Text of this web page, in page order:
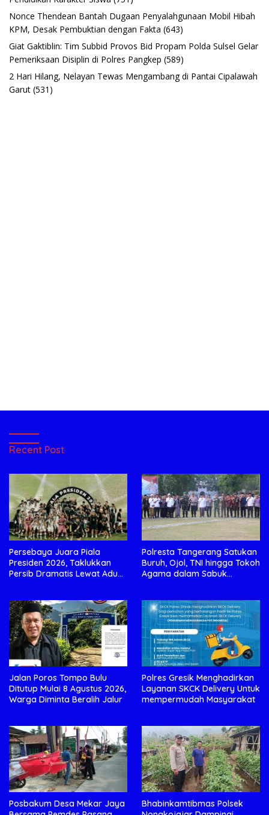
Nonce Thendean Bantah Dugaan Penyalahgunaan Mobil Hibah
KPM, Desak Pembuktian dengan Fakta (643)
Giat Gaktiblin: Tim Subbid Provos Bid Propam Polda Sulsel Gelar
Pemeriksaan Disiplin di Polres Pangkep (589)
2 Hari Hilang, Nelayan Tewas Mengambang di Pantai Cipalawah
Garut (531)
Recent Post
Persebaya Juara Piala
Presiden 2026, Taklukkan
Persib Dramatis Lewat Adu
Polresta Tangerang Satukan
Buruh, Ojol, TNI hingga Tokoh
Agama dalam Sabuk
Jalan Poros Tompo Bulu
Ditutup Mulai 8 Agustus 2026,
Polres Gresik Menghadirkan
Layanan SKCK Delivery Untuk
mempermudah Masyarakat
Posbakum Desa Mekar Jaya
Bhabinkamtibmas Polsek